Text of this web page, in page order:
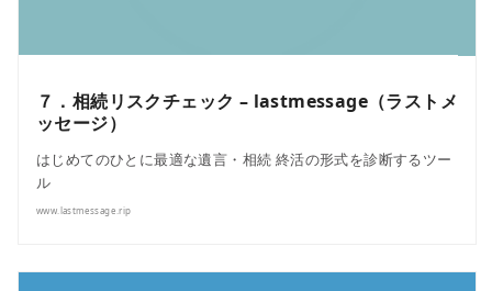
７．相続リスクチェック – lastmessage（ラストメ
ッセージ）
はじめてのひとに最適な遺言・相続 終活の形式を診断するツー
ル
www.lastmessage.rip